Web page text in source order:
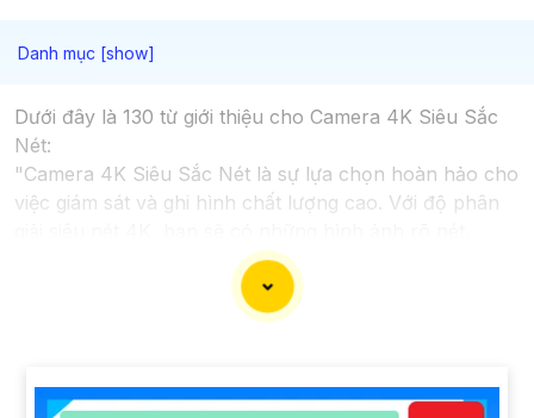
Dưới đây là 130 từ giới thiệu cho Camera 4K Siêu Sắc
Nét:
"Camera 4K Siêu Sắc Nét là sự lựa chọn hoàn hảo cho
việc giám sát và ghi hình chất lượng cao. Với độ phân
sống động và chi tiết. Được trang bị công nghệ hiện
đại, Camera này cung cấp hình ảnh chất lượng ngay cả
trong điều kiện ánh sáng yếu. 〘 Chú trọn lớn nhất là
cách hiệu quả. Với thiết kế tiện lợi, dễ dàng lắp đặt và